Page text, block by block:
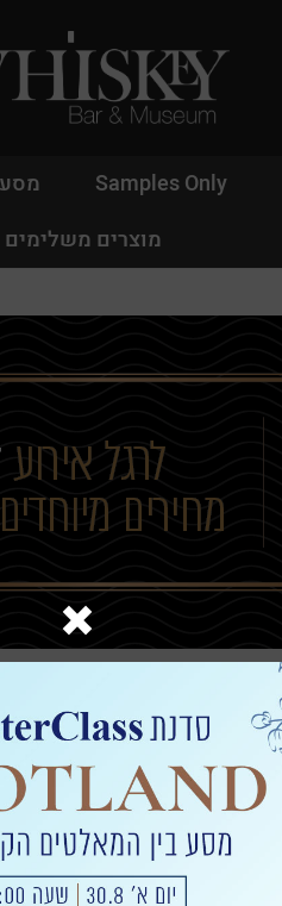
Samples Only
מוצרים משלימים
שכחתי סיסמה
בחר/י טווח מחיר
0-200